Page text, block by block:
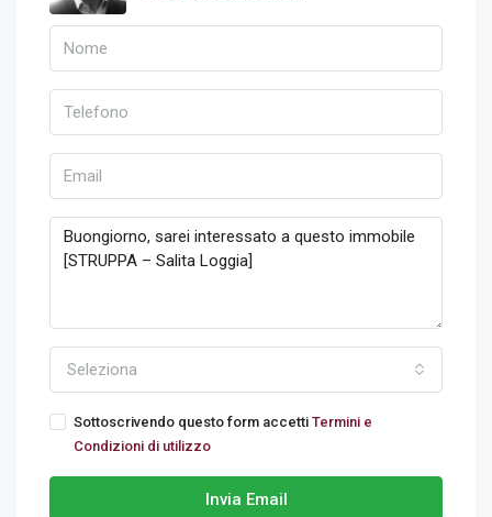
Seleziona
Sottoscrivendo questo form accetti Termini e
Condizioni di utilizzo
Invia Email